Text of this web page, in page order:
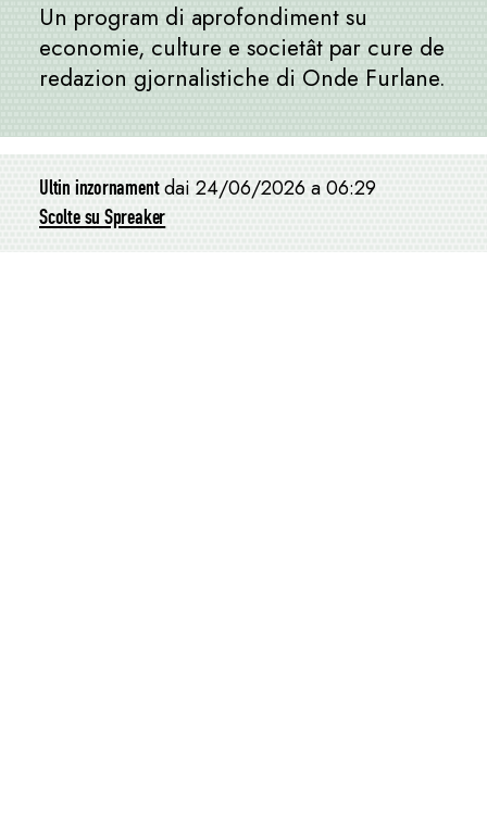
Un program di aprofondiment su
economie, culture e societât par cure de
redazion gjornalistiche di Onde Furlane.
Ultin inzornament dai 24/06/2026 a 06:29
Scolte su Spreaker